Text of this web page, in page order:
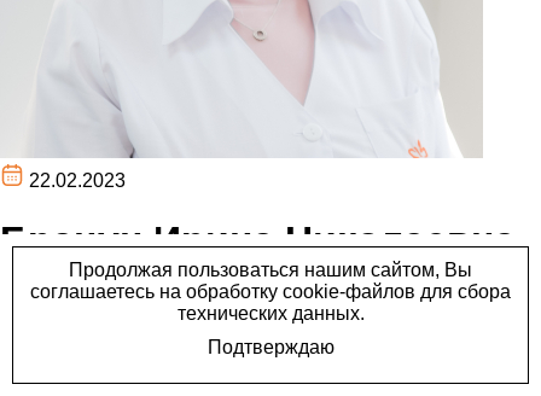
22.02.2023
Брацун Ирина Николаевна
врач-гастроэнтеролог,
терапевт со стажем 29 лет.
Наш врач! Брацун Ирина Николаевна врач-